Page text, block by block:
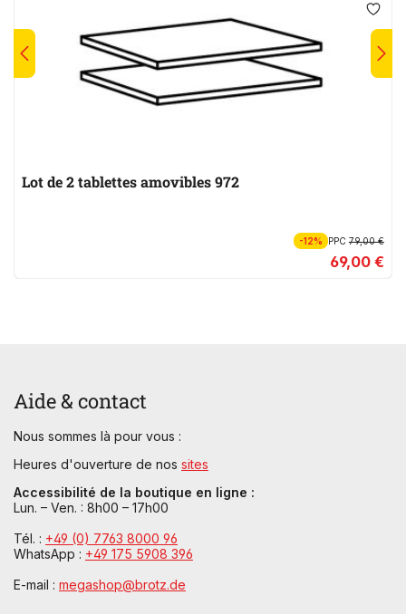
Lot de 2 tablettes amovibles 972
-12% PPC79,00 €
69,00 €
Aide & contact
Nous sommes là pour vous :
Heures d'ouverture de nos sites
Accessibilité de la boutique en ligne :
Lun. – Ven. : 8h00 – 17h00
Tél. : +49 (0) 7763 8000 96
WhatsApp : +49 175 5908 396
E-mail : megashop@brotz.de